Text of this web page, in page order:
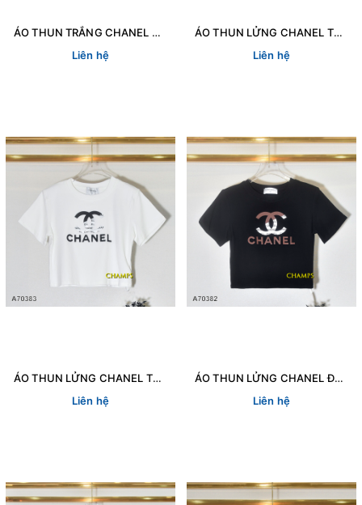
ÁO THUN TRẮNG CHANEL NỔI ĐEN TAY DÀI 70387
Liên hệ
ÁO THUN LỬNG CHANEL TRẮNG COCO TAY DÀI 70384
Liên hệ
ÁO THUN LỬNG CHANEL TRẮNG 70383
Liên hệ
ÁO THUN LỬNG CHANEL ĐEN 70382
Liên hệ